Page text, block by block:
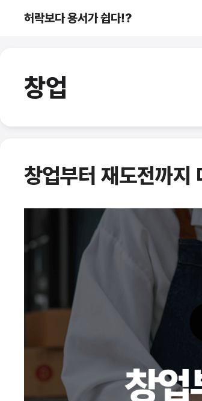
허락보다 용서가 쉽다!?
창업
창업부터 재도전까지